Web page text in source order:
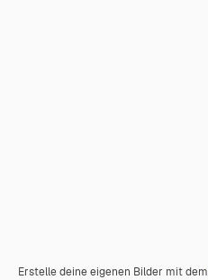
Erstelle deine eigenen Bilder mit dem